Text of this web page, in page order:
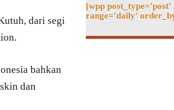
dari segi
bahkan
dan
[wpp
range='daily'